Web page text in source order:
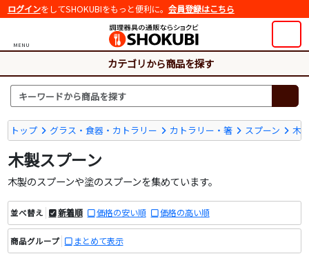
ログインをしてSHOKUBIをもっと便利に。 会員登録はこちら
MENU
カテゴリから商品を探す
トップ グラス・食器・カトラリー カトラリー・箸 スプーン 木
木製スプーン
木製のスプーンや塗のスプーンを集めています。
並べ替え 新着順 価格の安い順 価格の高い順
商品グループ まとめて表示